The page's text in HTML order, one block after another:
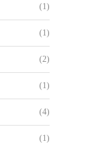
(1)
(1)
(2)
(1)
(4)
(1)